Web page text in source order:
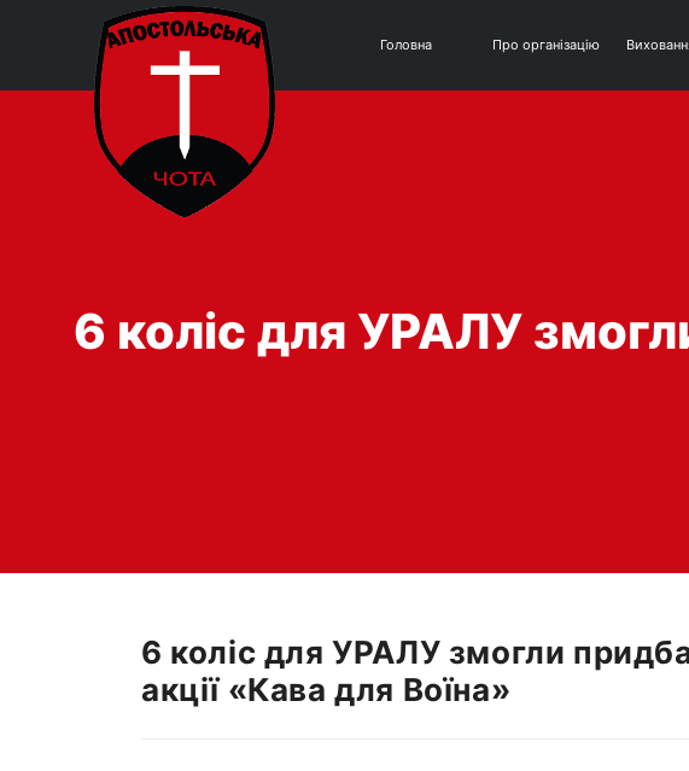
Головна Про організацію
6 коліс для УРАЛУ
6 коліс для УРАЛУ змогли
акції «Кава для Воїна»